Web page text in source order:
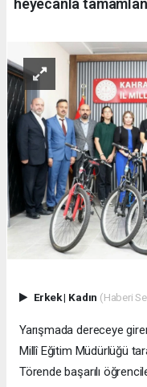
heyecanla
Erkek| Kadın (Haberi
Yarışmada dereceye
Millî Eğitim Müdürlüğü
Törende başarılı